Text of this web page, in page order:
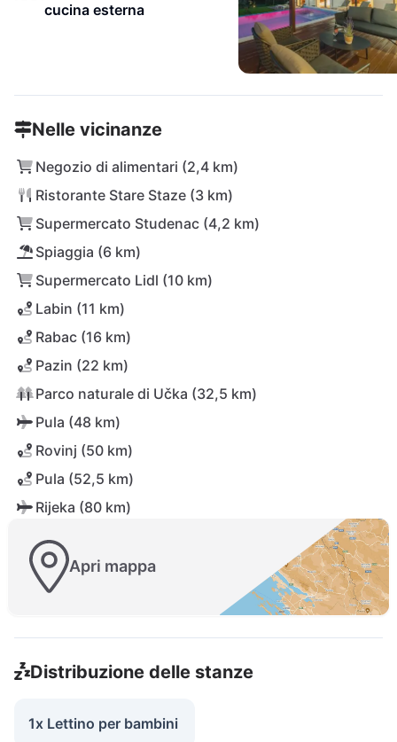
cucina esterna
Nelle vicinanze
Negozio di alimentari (2,4 km)
Ristorante Stare Staze (3 km)
Supermercato Studenac (4,2 km)
Spiaggia (6 km)
Supermercato Lidl (10 km)
Labin (11 km)
Rabac (16 km)
Pazin (22 km)
Parco naturale di Učka (32,5 km)
Pula (48 km)
Rovinj (50 km)
Pula (52,5 km)
Rijeka (80 km)
Apri mappa
Distribuzione delle stanze
1x Lettino per bambini